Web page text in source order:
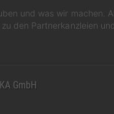
und was wir machen.
den Partnerkanzleien
GmbH